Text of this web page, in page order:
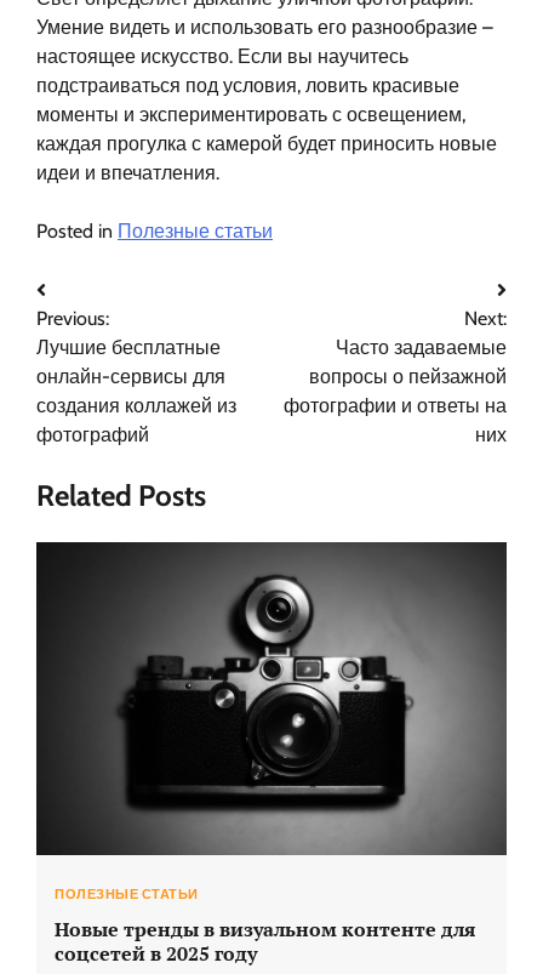
Умение видеть и использовать его разнообразие –
настоящее искусство. Если вы научитесь
подстраиваться под условия, ловить красивые
моменты и экспериментировать с освещением,
каждая прогулка с камерой будет приносить новые
идеи и впечатления.
Posted in Полезные статьи
Навигация
по
записям
Previous:
Лучшие бесплатные
онлайн-сервисы для
создания коллажей из
фотографий
Next:
Часто задаваемые
вопросы о пейзажной
фотографии и ответы на
них
Related Posts
ПОЛЕЗНЫЕ СТАТЬИ
Новые тренды в визуальном контенте для
соцсетей в 2025 году